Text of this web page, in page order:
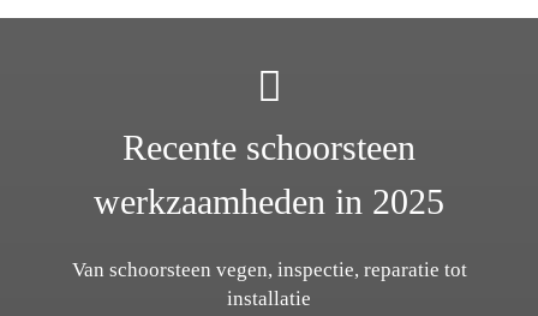
Recente schoorsteen
werkzaamheden in 2025
Van schoorsteen vegen, inspectie, reparatie tot
installatie